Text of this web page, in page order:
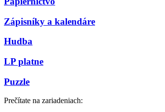
Zápisníky a kalendáre
Hudba
LP platne
Puzzle
Prečítate na zariadeniach: